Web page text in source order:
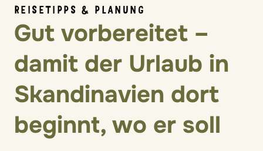
REISETIPPS & PLANUNG
Gut vorbereitet –
damit der Urlaub in
Skandinavien dort
beginnt, wo er soll